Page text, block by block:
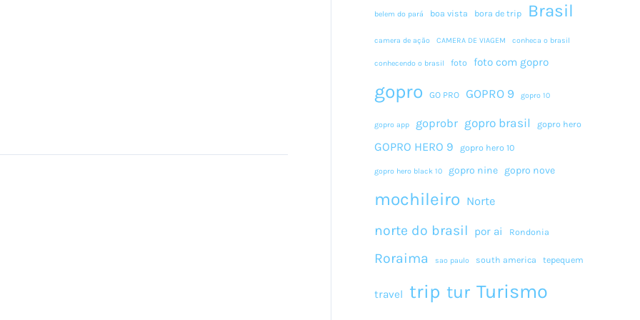
belem do pará boa vista bora de trip Brasil
camera de ação CAMERA DE VIAGEM conheca o brasil
conhecendo o brasil foto foto com gopro
gopro GO PRO GOPRO 9 gopro 10
gopro app goprobr gopro brasil gopro hero
GOPRO HERO 9 gopro hero 10
gopro hero black 10 gopro nine gopro nove
mochileiro Norte
norte do brasil por ai Rondonia
Roraima sao paulo south america tepequem
travel trip tur Turismo